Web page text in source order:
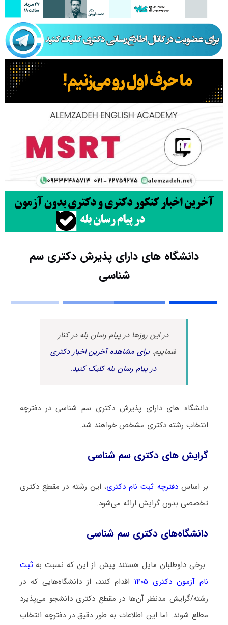
دانشگاه های دارای پذیرش دکتری سم
شناسی
در این روزها در پیام رسان بله در کنار
شماییم.برای مشاهده آخرین اخبار دکتری
در پیام رسان بله کلیک کنید.
دانشگاه های دارای پذیرش دکتری سم شناسی در دفترچه
انتخاب رشته دکتری مشخص خواهند شد.
گرایش های دکتری سم شناسی
بر اساسدفترچه ثبت نام دکتری، این رشته در مقطع دکتری
تخصصی بدون گرایش ارائه می‌شود.
دانشگاه‌های دکتری سم شناسی
برخی داوطلبان مایل هستند پیش از این که نسبت به ثبت
نام آزمون دکتری ۱۴۰۵
اقدام کنند، از دانشگاه‌هایی که در
رشته/گرایش مدنظر آن‌ها در مقطع دکتری دانشجو می‌پذیرد
مطلع شوند. اما این اطلاعات به طور دقیق در دفترچه انتخاب